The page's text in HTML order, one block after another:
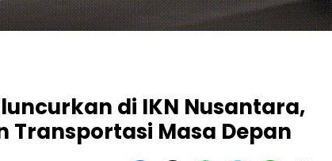
di IKN Nusantara,
Transportasi Masa Depan